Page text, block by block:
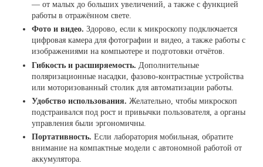
— от малых до больших увеличений, а также с функцией
работы в отражённом свете.
Фото и видео. Здорово, если к микроскопу подключается
цифровая камера для фотографии и видео, а также работы с
изображениями на компьютере и подготовки отчётов.
Гибкость и расширяемость. Дополнительные
поляризационные насадки, фазово-контрастные устройства
или моторизованный столик для автоматизации работы.
Удобство использования. Желательно, чтобы микроскоп
подстраивался под рост и привычки пользователя, а органы
управления были эргономичны.
Портативность. Если лаборатория мобильная, обратите
внимание на компактные модели с автономной работой от
аккумулятора.